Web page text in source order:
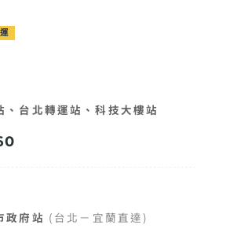
、台北轉運站、科技大樓站
政府站 (台北－宜蘭直達)